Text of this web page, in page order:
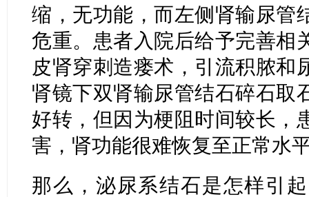
缩，无功能，而左侧肾输尿管
危重。患者入院后给予完善相
皮肾穿刺造瘘术，引流积脓和
肾镜下双肾输尿管结石碎石取
好转，但因为梗阻时间较长，
害，肾功能很难恢复至正常水
那么，泌尿系结石是怎样引